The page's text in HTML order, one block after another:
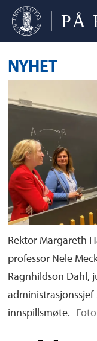
NYHET
Rektor Margareth
professor Nele
Ragnhildson Dahl,
innspillsmøte.